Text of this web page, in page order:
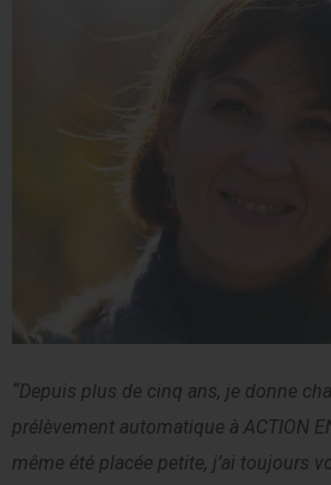
“Depuis plus de cinq ans, je donne
prélèvement automatique à ACTION
même été placée petite, j’ai toujours